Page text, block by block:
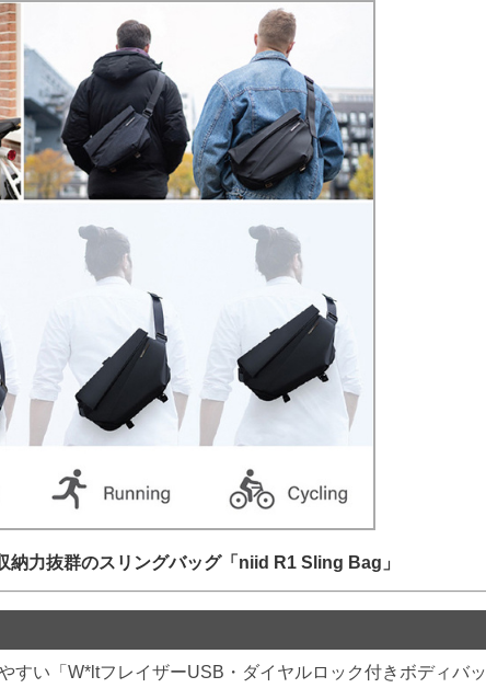
納力抜群のスリングバッグ「niid R1 Sling Bag」
すい「W*ltフレイザーUSB・ダイヤルロック付きボディバッ